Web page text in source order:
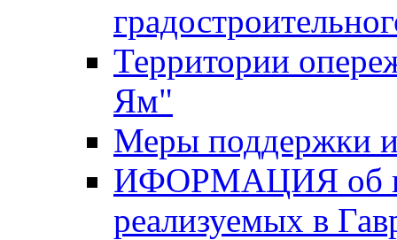
Территории
Ям"
Меры поддержки
ИФОРМАЦИЯ об
реализуемых в